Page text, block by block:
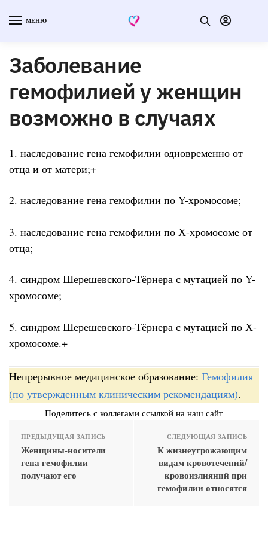
МЕНЮ
Заболевание
гемофилией у женщин
возможно в случаях
1. наследование гена гемофилии одновременно от
отца и от матери;+
2. наследование гена гемофилии по Y-хромосоме;
3. наследование гена гемофилии по Х-хромосоме от
отца;
4. синдром Шерешевского-Тёрнера с мутацией по Y-
хромосоме;
5. синдром Шерешевского-Тёрнера с мутацией по Х-
хромосоме.+
Непрерывное медицинское образование: Гемофилия
(по утвержденным клиническим рекомендациям).
Поделитесь с коллегами ссылкой на наш сайт
ПРЕДЫДУЩАЯ ЗАПИСЬ
Женщины-носители
гена гемофилии
получают его
СЛЕДУЮЩАЯ ЗАПИСЬ
К жизнеугрожающим
видам кровотечений/
кровоизлияний при
гемофилии относятся